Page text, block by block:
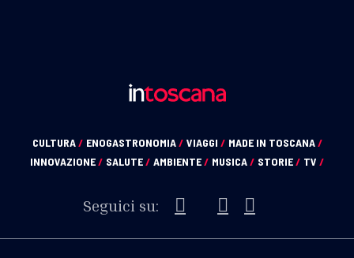
CULTURA/ ENOGASTRONOMIA/ VIAGGI / MADE IN TOSCANA/
INNOVAZIONE/ SALUTE/ AMBIENTE/ MUSICA/ STORIE/ TV /
Seguici su: